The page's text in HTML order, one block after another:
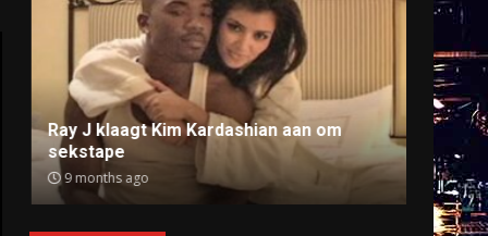
Ray J klaagt Kim Kardashian aan om
sekstape
9 months ago
Anti-
9